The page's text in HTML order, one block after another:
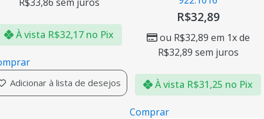
À vista R$32,17 no Pix
Adicionar à lista de desejos
R$32,89
ou R$32,89 em 1x de
R$32,89 sem juros
À vista R$31,25 no Pix
Comprar